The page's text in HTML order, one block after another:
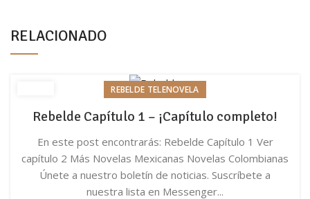
RELACIONADO
REBELDE TELENOVELA
Rebelde Capítulo 1 – ¡Capítulo completo!
En este post encontrarás: Rebelde Capítulo 1 Ver
capítulo 2 Más Novelas Mexicanas Novelas Colombianas
Únete a nuestro boletín de noticias. Suscríbete a
nuestra lista en Messenger...